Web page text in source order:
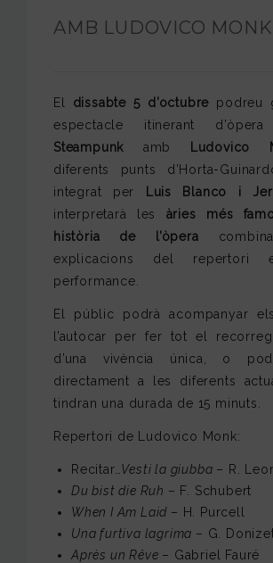
AMB LUDOVICO MONK
El dissabte 5 d’octubre podreu
espectacle itinerant
Steampunk amb Ludovico
diferents punts d’Horta-
integrat per
Luis Blanco i
interpretarà les àries més
història de l’òpera
explicacions del repertori
performance.
El públic podrà acompanyar
l’autocar per fer tot el
d’una vivència única, o
directament a les diferents
tindran una durada de 15 minuts.
Repertori de Ludovico Monk:
Recitar… Vesti la giubba – R.
Du bist die Ruh – F. Schubert
When I Am Laid – H. Purcell
Una furtiva lagrima – G.
Après un Rêve – Gabriel Fauré